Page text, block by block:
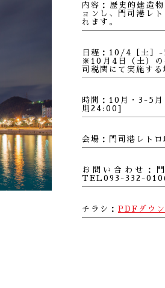
内容：
歴史的建造
ョンし、門司港レ
れます。
日程：10/4［土］
※10月4日（土）の
司税関にて実施す
時間：10月・3-5
則24:00]
会場：門司港レト
お問い合わせ：
TEL093-332-
チラシ： PDFダウ